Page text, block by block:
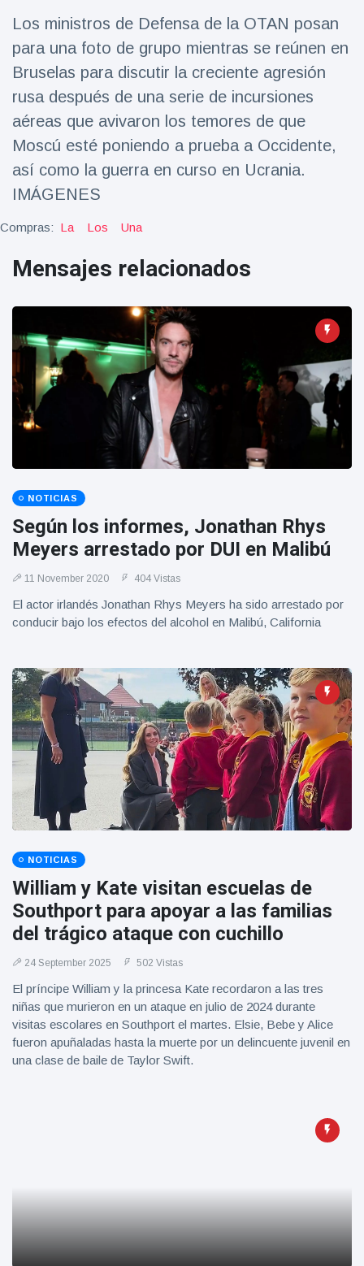
Salud y forma física
(73)
Viajes y Aventura
(77)
Últimas noticias
SKAI News
in English |
07/10/2025
octubre!
8 May
7432
Großmutter
feiert ihren
99.
Geburtstag
und tanzt
zu
Mariachi-
Band
8 May
1133
Vistas
Los ministros de Defensa de la OTAN posan
para una foto de grupo mientras se reúnen en
Bruselas para discutir la creciente agresión
rusa después de una serie de incursiones
aéreas que avivaron los temores de que
Moscú esté poniendo a prueba a Occidente,
así como la guerra en curso en Ucrania.
IMÁGENES
Compras: La Los Una
Mensajes relacionados
NOTICIAS
Según los informes, Jonathan Rhys
Meyers arrestado por DUI en Malibú
11 November 2020 404 Vistas
El actor irlandés Jonathan Rhys Meyers ha sido arrestado por
conducir bajo los efectos del alcohol en Malibú, California
NOTICIAS
William y Kate visitan escuelas de
Southport para apoyar a las familias
del trágico ataque con cuchillo
24 September 2025 502 Vistas
El príncipe William y la princesa Kate recordaron a las tres
niñas que murieron en un ataque en julio de 2024 durante
visitas escolares en Southport el martes. Elsie, Bebe y Alice
fueron apuñaladas hasta la muerte por un delincuente juvenil en
una clase de baile de Taylor Swift.